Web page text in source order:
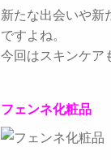
新たな出会いや新
ですよね。
今回はスキンケア
フェンネ化粧品